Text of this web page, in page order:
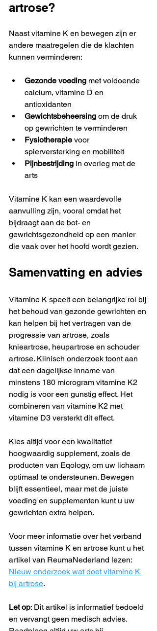
artrose?
Naast vitamine K en bewegen zijn er
andere maatregelen die de klachten
kunnen verminderen:
Gezonde voeding met voldoende
calcium, vitamine D en
antioxidanten
Gewichtsbeheersing om de druk
op gewrichten te verminderen
Fysiotherapie voor
spierversterking en mobiliteit
Pijnbestrijding in overleg met de
arts
Vitamine K kan een waardevolle
aanvulling zijn, vooral omdat het
bijdraagt aan de bot- en
gewrichtsgezondheid op een manier
die vaak over het hoofd wordt gezien.
Samenvatting en advies
Vitamine K speelt een belangrijke rol bij
het behoud van gezonde gewrichten en
kan helpen bij het vertragen van de
progressie van artrose, zoals
knieartrose, heupartrose en schouder
artrose. Klinisch onderzoek toont aan
dat een dagelijkse inname van
minstens 180 microgram vitamine K2
nodig is voor een gunstig effect. Het
combineren van vitamine K2 met
vitamine D3 versterkt dit effect.
Kies altijd voor een kwalitatief
hoogwaardig supplement, zoals de
producten van Eqology, om uw lichaam
optimaal te ondersteunen. Bewegen
blijft essentieel, maar met de juiste
voeding en supplementen kunt u uw
gewrichten extra helpen.
Voor meer informatie over het verband
tussen vitamine K en artrose kunt u het
artikel van ReumaNederland lezen:
Nieuw onderzoek wat doet vitamine K
bij artrose.
Let op: Dit artikel is informatief bedoeld
en vervangt geen medisch advies.